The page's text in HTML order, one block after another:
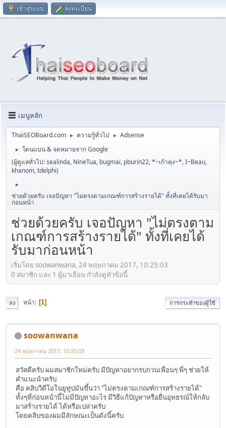
เข้าสู่ระบบ ลงทะเบียน
เมนูหลัก
ThaiSEOBoard.com ► ความรู้ทั่วไป ► Adsense
►
โดนแบน & จดหมายจาก Google
(ผู้ดูแลทั่วไป:sealinda, NineTua, bugmai, pburin22,*~เก้าคุง~*,I~Beau,
khanom,tdelphi)
►
ช่วยด้วยครับ เจอปัญหา "ไม่ตรงตามเกณฑ์การสร้างรายได้" ทั้งที่เคยได้รับมา
ก่อนหน้า
ช่วยด้วยครับ เจอปัญหา "ไม่ตรงตาม
เกณฑ์การสร้างรายได้" ทั้งที่เคยได้
รับมาก่อนหน้า
เริ่มโดย soowanwana, 24 พฤษภาคม 2017, 10:25:03
0 สมาชิก และ 1 ผู้มาเยือน กำลังดูหัวข้อนี้
ลง หน้า 1 การกระทำของผู้ใช้
soowanwana
24 พฤษภาคม 2017, 10:25:03
สวัสดีครับ ผมสมาชิกใหม่ครับ มีปัญหาอยากรบกวนเพื่อนๆ พี่ๆ ช่วยให้
คำแนะนำครับ
คือ คลิบวีดีโอในยูทูปมันขึ้นว่า "ไม่ตรงตามเกณฑ์การสร้างรายได้"
ทั้งๆที่ก่อนหน้านี้ไม่มีปัญหาอะไร มีวิธีแก้ปัญหาหรือยื่นอุทธรณ์ให้กลับ
มาสร้างรายได้ ได้หรือเปล่าครับ
โดยคลิบของผมมีลักษณะเป็นดังนี้ครับ